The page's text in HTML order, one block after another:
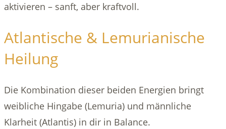
aktivieren – sanft, aber kraftvoll.
Atlantische & Lemurianische
Heilung
Die Kombination dieser beiden Energien bringt
weibliche Hingabe (Lemuria) und männliche
Klarheit (Atlantis) in dir in Balance.